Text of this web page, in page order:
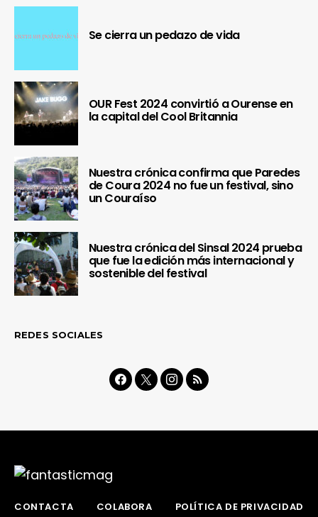
Se cierra un pedazo de vida
OUR Fest 2024 convirtió a Ourense en
la capital del Cool Britannia
Nuestra crónica confirma que Paredes
de Coura 2024 no fue un festival, sino
un Couraíso
Nuestra crónica del Sinsal 2024 prueba
que fue la edición más internacional y
sostenible del festival
REDES SOCIALES
CONTACTA COLABORA POLÍTICA DE PRIVACIDAD